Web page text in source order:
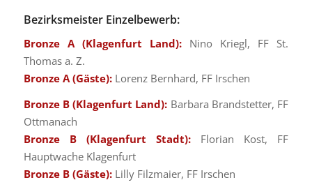
Bezirksmeister Einzelbewerb:
Bronze A (Klagenfurt Land):Nino Kriegl, FF St.
Thomas a. Z.
Bronze A (Gäste):Lorenz Bernhard, FF Irschen
Bronze B (Klagenfurt Land): Barbara Brandstetter, FF
Ottmanach
Bronze B (Klagenfurt Stadt): Florian Kost, FF
Hauptwache Klagenfurt
Bronze B (Gäste):Lilly Filzmaier, FF Irschen